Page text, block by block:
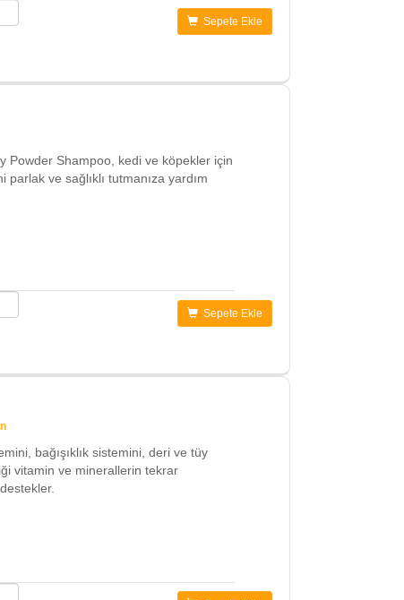
Sepete Ekle
Powder Shampoo, kedi ve köpekler için
ve sağlıklı tutmanıza yardım
Sepete Ekle
bağışıklık sistemini, deri ve tüy
vitamin ve minerallerin tekrar